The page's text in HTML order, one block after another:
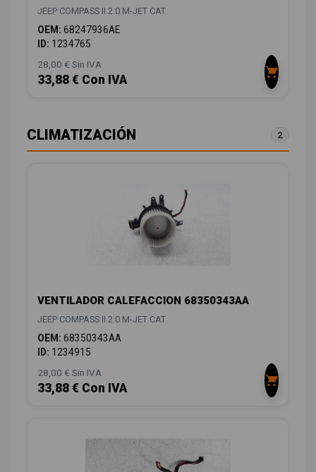
JEEP COMPASS II 2.0 M-JET CAT
OEM: 68247936AE
ID: 1234765
28,00 € Sin IVA
33,88 € Con IVA
CLIMATIZACIÓN 2
VENTILADOR CALEFACCION 68350343AA
JEEP COMPASS II 2.0 M-JET CAT
OEM: 68350343AA
ID: 1234915
28,00 € Sin IVA
33,88 € Con IVA